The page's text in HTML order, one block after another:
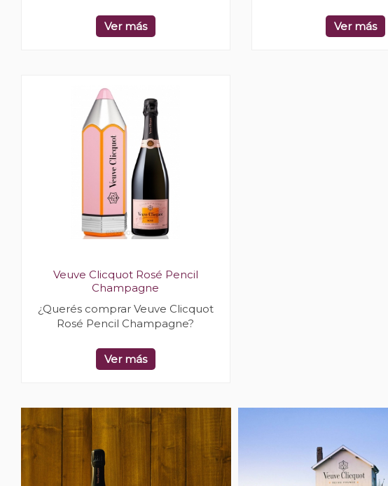
Ver más Ver más
Veuve Clicquot Rosé Pencil
Champagne
¿Querés comprar Veuve Clicquot
Rosé Pencil Champagne?
Ver más